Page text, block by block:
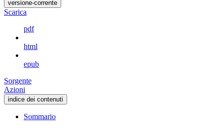
versione-corrente
Scarica
pdf
html
epub
Sorgente
Azioni
indice dei contenuti
Sommario